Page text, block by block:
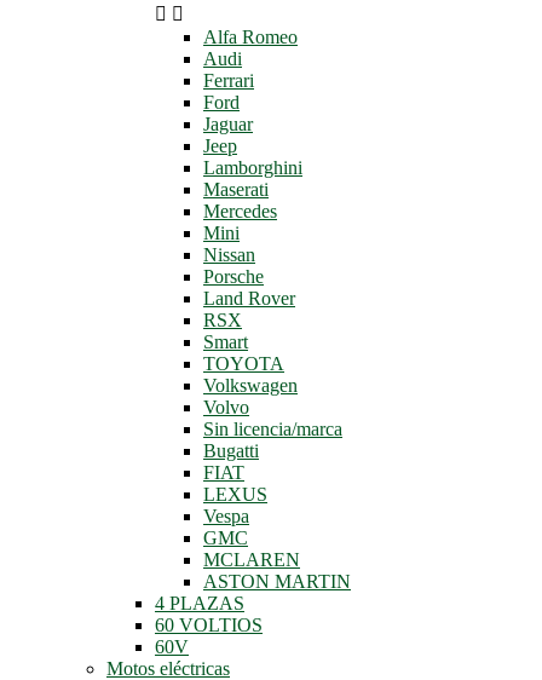
 
Alfa Romeo
Audi
Ferrari
Ford
Jaguar
Jeep
Lamborghini
Maserati
Mercedes
Mini
Nissan
Porsche
Land Rover
RSX
Smart
TOYOTA
Volkswagen
Volvo
Sin licencia/marca
Bugatti
FIAT
LEXUS
Vespa
GMC
MCLAREN
ASTON MARTIN
4 PLAZAS
60 VOLTIOS
60V
Motos eléctricas